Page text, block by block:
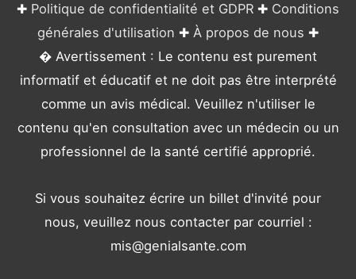
✚ Politique de confidentialité et GDPR ✚ Conditions
générales d'utilisation ✚ À propos de nous ✚
� Avertissement : Le contenu est purement
informatif et éducatif et ne doit pas être interprété
comme un avis médical. Veuillez n'utiliser le
contenu qu'en consultation avec un médecin ou un
professionnel de la santé certifié approprié.
Si vous souhaitez écrire un billet d'invité pour
nous, veuillez nous contacter par courriel :
mis@genialsante.com